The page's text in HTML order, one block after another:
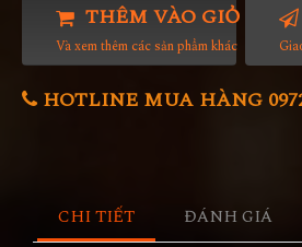
THÊM VÀO GIỎ HÀNG
Và xem thêm các sản phẩm khác
HOTLINE MUA HÀNG
CHI TIẾT ĐÁNH GIÁ